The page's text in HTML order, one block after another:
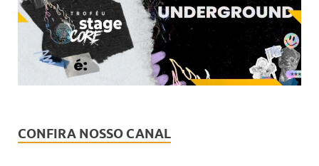
CONFIRA NOSSO CANAL